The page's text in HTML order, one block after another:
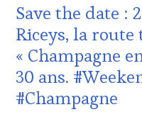
WINE
TASTING
VOUCHER,
WINE
TOURISM
FAME,
WINE
DU
VIN
ET
DE
LA
HAUTE
GASTRONOMIE
Save the date :
Riceys, la
« Champagne
30 ans.
#Champagne